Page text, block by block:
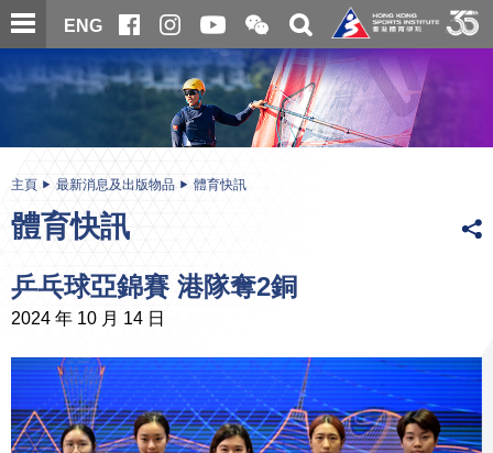
跳
至
內
ENG
開
合
微
信
二
維
碼
關
搜
尋
内
主頁 最新消息及出版物品 體育快訊
體育快訊
乒乓球亞錦賽 港隊奪2銅
2024 年 10 月 14 日